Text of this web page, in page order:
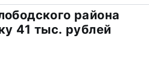
района
41 тыс. рублей